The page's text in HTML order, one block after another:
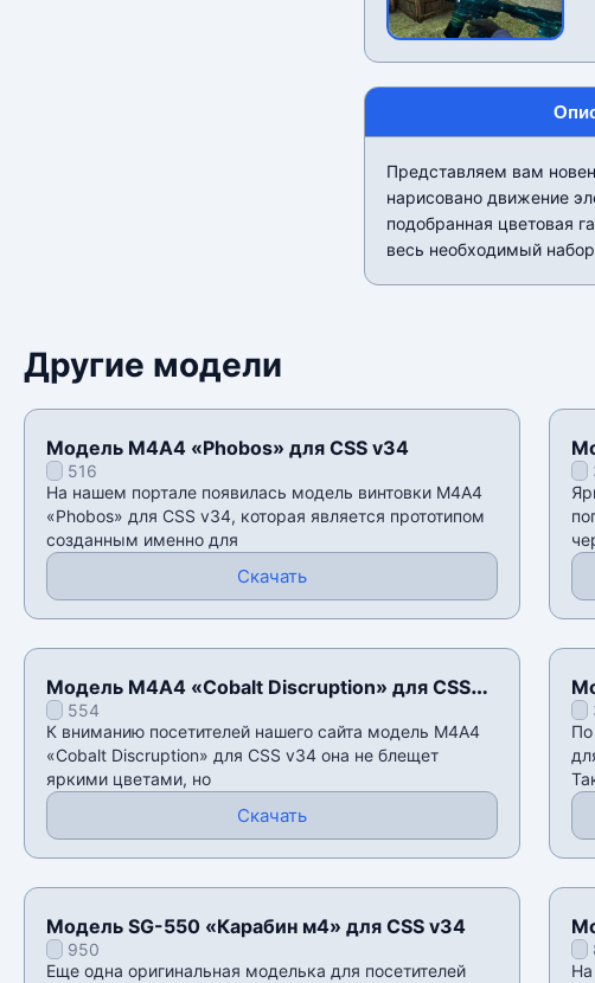
Представляем вам
нарисовано движение
подобранная цветовая
весь необходимый
Другие модели
Модель М4А4 «Phobos» для CSS v34
516
На нашем портале появилась модель винтовки М4А4
«Phobos» для CSS v34, которая является прототипом
созданным именно для
Скачать
Модель М4А4 «Cobalt Discruption» для CSS
v34554
К вниманию посетителей нашего сайта модель М4А4
«Cobalt Discruption» для CSS v34 она не блещет
яркими цветами, но
Скачать
Модель SG-550 «Карабин м4» для CSS v34
950
Еще одна оригинальная моделька для посетителей